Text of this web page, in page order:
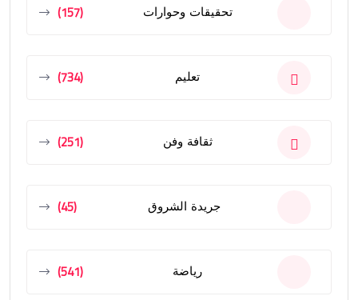
تحقيقات وحوارات (157)
تعليم (734)
ثقافة وفن (251)
جريدة الشروق (45)
رياضة (541)